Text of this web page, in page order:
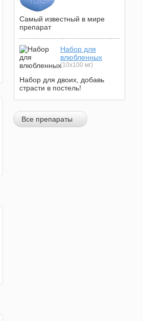
Самый известный в мире
препарат
Набор для
влюбленных
(10х100 мг)
Набор для двоих, добавь
страсти в постель!
Все препараты